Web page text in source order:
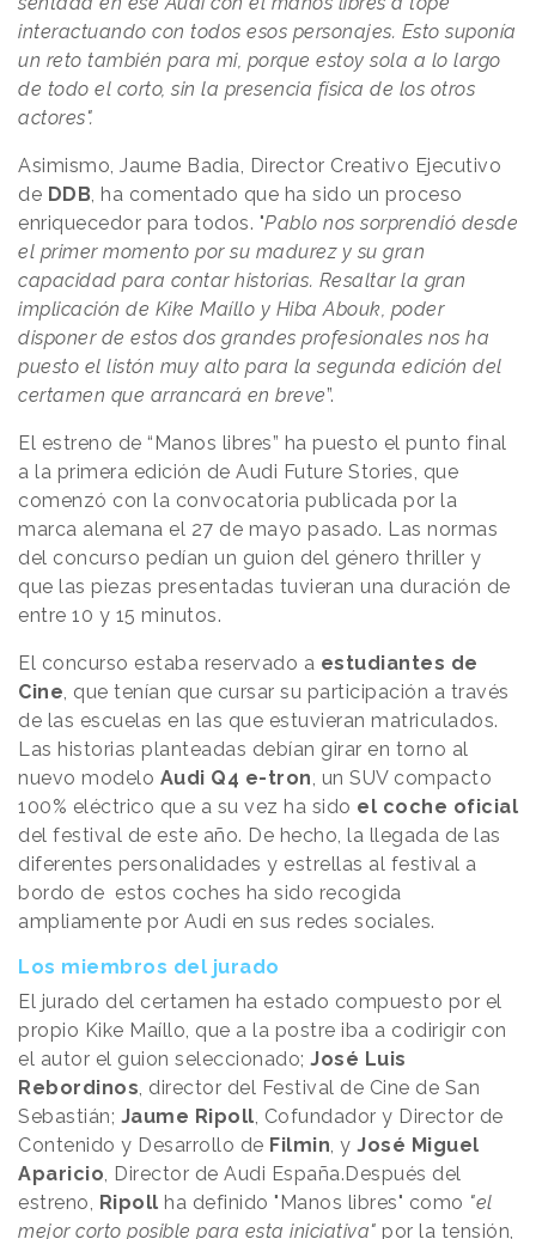
interactuando con todos esos personajes. Esto suponía
un reto también para mi, porque estoy sola a lo largo
de todo el corto, sin la presencia física de los otros
actores".
Asimismo, Jaume Badia, Director Creativo Ejecutivo
de DDB, ha comentado que ha sido un proceso
enriquecedor para todos. "Pablo nos sorprendió desde
el primer momento por su madurez y su gran
capacidad para contar historias. Resaltar la gran
implicación de Kike Maíllo y Hiba Abouk, poder
disponer de estos dos grandes profesionales nos ha
puesto el listón muy alto para la segunda edición del
certamen que arrancará en breve”.
El estreno de “Manos libres” ha puesto el punto final
a la primera edición de Audi Future Stories, que
comenzó con la convocatoria publicada por la
marca alemana el 27 de mayo pasado. Las normas
del concurso pedían un guion del género thriller y
que las piezas presentadas tuvieran una duración de
entre 10 y 15 minutos.
El concurso estaba reservado a estudiantes de
Cine, que tenían que cursar su participación a través
de las escuelas en las que estuvieran matriculados.
Las historias planteadas debían girar en torno al
nuevo modelo Audi Q4 e-tron, un SUV compacto
100% eléctrico que a su vez ha sido el coche oficial
del festival de este año. De hecho, la llegada de las
diferentes personalidades y estrellas al festival a
bordo de estos coches ha sido recogida
ampliamente por Audi en sus redes sociales.
Los miembros del jurado
El jurado del certamen ha estado compuesto por el
propio Kike Maíllo, que a la postre iba a codirigir con
el autor el guion seleccionado; José Luis
Rebordinos, director del Festival de Cine de San
Sebastián; Jaume Ripoll, Cofundador y Director de
Contenido y Desarrollo de Filmin, y José Miguel
Aparicio, Director de Audi España.Después del
estreno, Ripoll ha definido "Manos libres" como "el
mejor corto posible para esta iniciativa" por la tensión,